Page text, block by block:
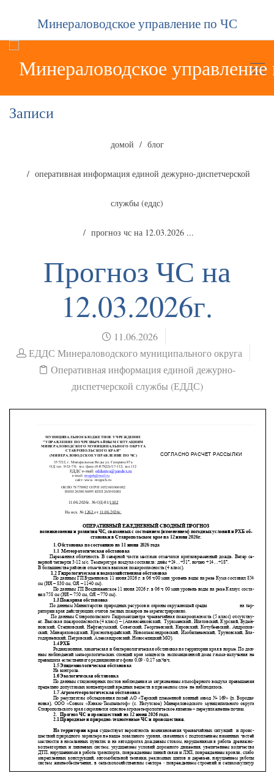
Минераловодское управление по ЧС
Записи
домой блог
оперативная информация единой дежурно-диспетчерской
службы (еддс)
прогноз чс на 12.03.2026 ...
Прогноз ЧС на
12.03.2026г.
11.06.2026
ЕДДС Минераловодского муниципального округа
Оперативная информация единой дежурно-
диспетчерской службы (ЕДДС)